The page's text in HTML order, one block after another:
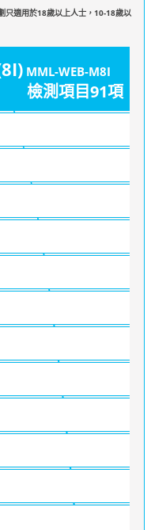
只適用於18歲以上人士，10-18歲以
MML-WEB-M8I
檢測項目91項